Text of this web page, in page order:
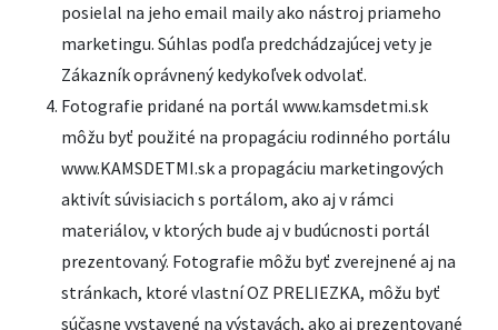
posielal na jeho email maily ako nástroj priameho
marketingu. Súhlas podľa predchádzajúcej vety je
Zákazník oprávnený kedykoľvek odvolať.
Fotografie pridané na portál www.kamsdetmi.sk
môžu byť použité na propagáciu rodinného portálu
www.KAMSDETMI.sk a propagáciu marketingových
aktivít súvisiacich s portálom, ako aj v rámci
materiálov, v ktorých bude aj v budúcnosti portál
prezentovaný. Fotografie môžu byť zverejnené aj na
stránkach, ktoré vlastní OZ PRELIEZKA, môžu byť
súčasne vystavené na výstavách, ako aj prezentované